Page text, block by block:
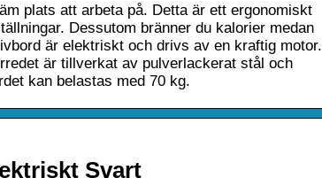
plats att arbeta på. Detta är ett ergonomiskt
Dessutom bränner du kalorier medan
är elektriskt och drivs av en kraftig motor.
är tillverkat av pulverlackerat stål och
kan belastas med 70 kg.
Svart